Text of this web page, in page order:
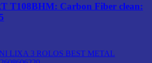
T108BHM: Carbon Fiber clean: